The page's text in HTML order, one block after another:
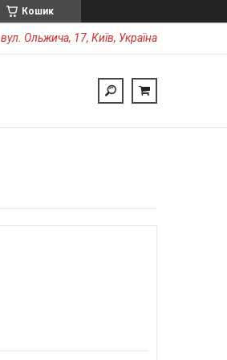
Кошик
вул. Ольжича, 17, Київ, Україна